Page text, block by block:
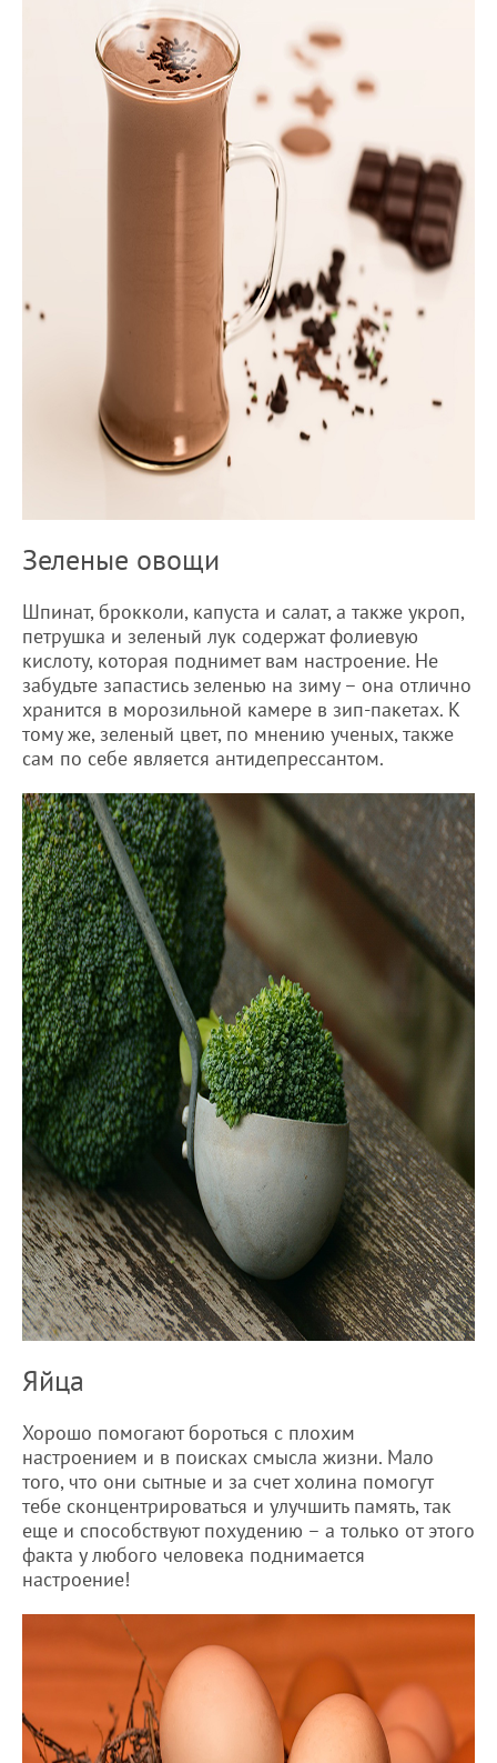
Зеленые овощи
Шпинат, брокколи, капуста и салат, а также укроп,
петрушка и зеленый лук содержат фолиевую
кислоту, которая поднимет вам настроение. Не
забудьте запастись зеленью на зиму – она отлично
хранится в морозильной камере в зип-пакетах. К
тому же, зеленый цвет, по мнению ученых, также
сам по себе является антидепрессантом.
Яйца
Хорошо помогают бороться с плохим
настроением и в поисках смысла жизни. Мало
того, что они сытные и за счет холина помогут
тебе сконцентрироваться и улучшить память, так
еще и способствуют похудению – а только от этого
факта у любого человека поднимается
настроение!